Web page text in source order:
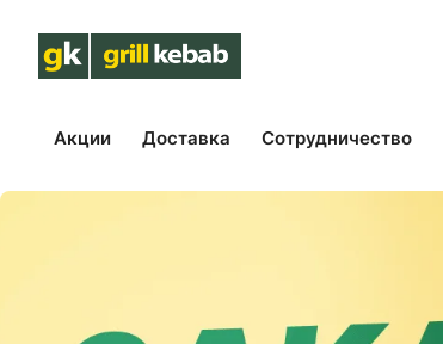
Акции Доставка Сотрудничество